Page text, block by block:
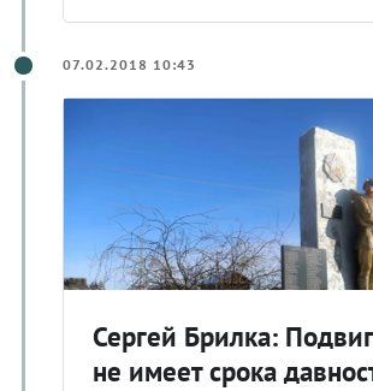
07.02.2018 10:43
Сергей Брилка:
не имеет срока